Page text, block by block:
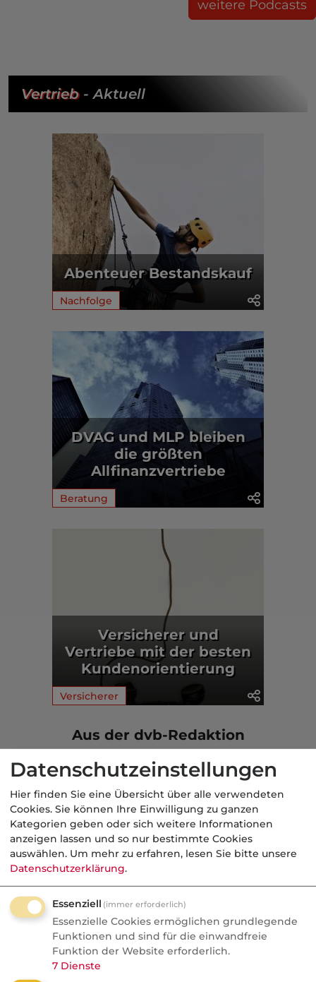
weitere Podcasts
Vertrieb- Aktuell
Abenteuer Bestandskauf
Nachfolge
DVAG und MLP bleiben
die größten
Allfinanzvertriebe
Beratung
Versicherer und
Vertriebe mit der besten
Kundenorientierung
Versicherer
Aus der dvb-Redaktion
Praktisch
Nachrichten
KI im Versicherungsvertrieb:
KI Agenten und
Automatisierung
KI verändert die Versicherungswelt: VEMA
testet smarte Agenten und die Apple
Watch wird zum Vertriebstool. Wie die
Automatisierung das Verhältnis von
Kunden, Makler und Branche verändert.
Datenschutzeinstellungen
Hier finden Sie eine Übersicht über alle verwendeten
Cookies. Sie können Ihre Einwilligung zu ganzen
Kategorien geben oder sich weitere Informationen
anzeigen lassen und so nur bestimmte Cookies
auswählen. Um mehr zu erfahren, lesen Sie bitte unsere
Datenschutzerklärung.
Essenziell (immer erforderlich)
Essenzielle Cookies ermöglichen grundlegende
Funktionen und sind für die einwandfreie
Funktion der Website erforderlich.
7 Dienste